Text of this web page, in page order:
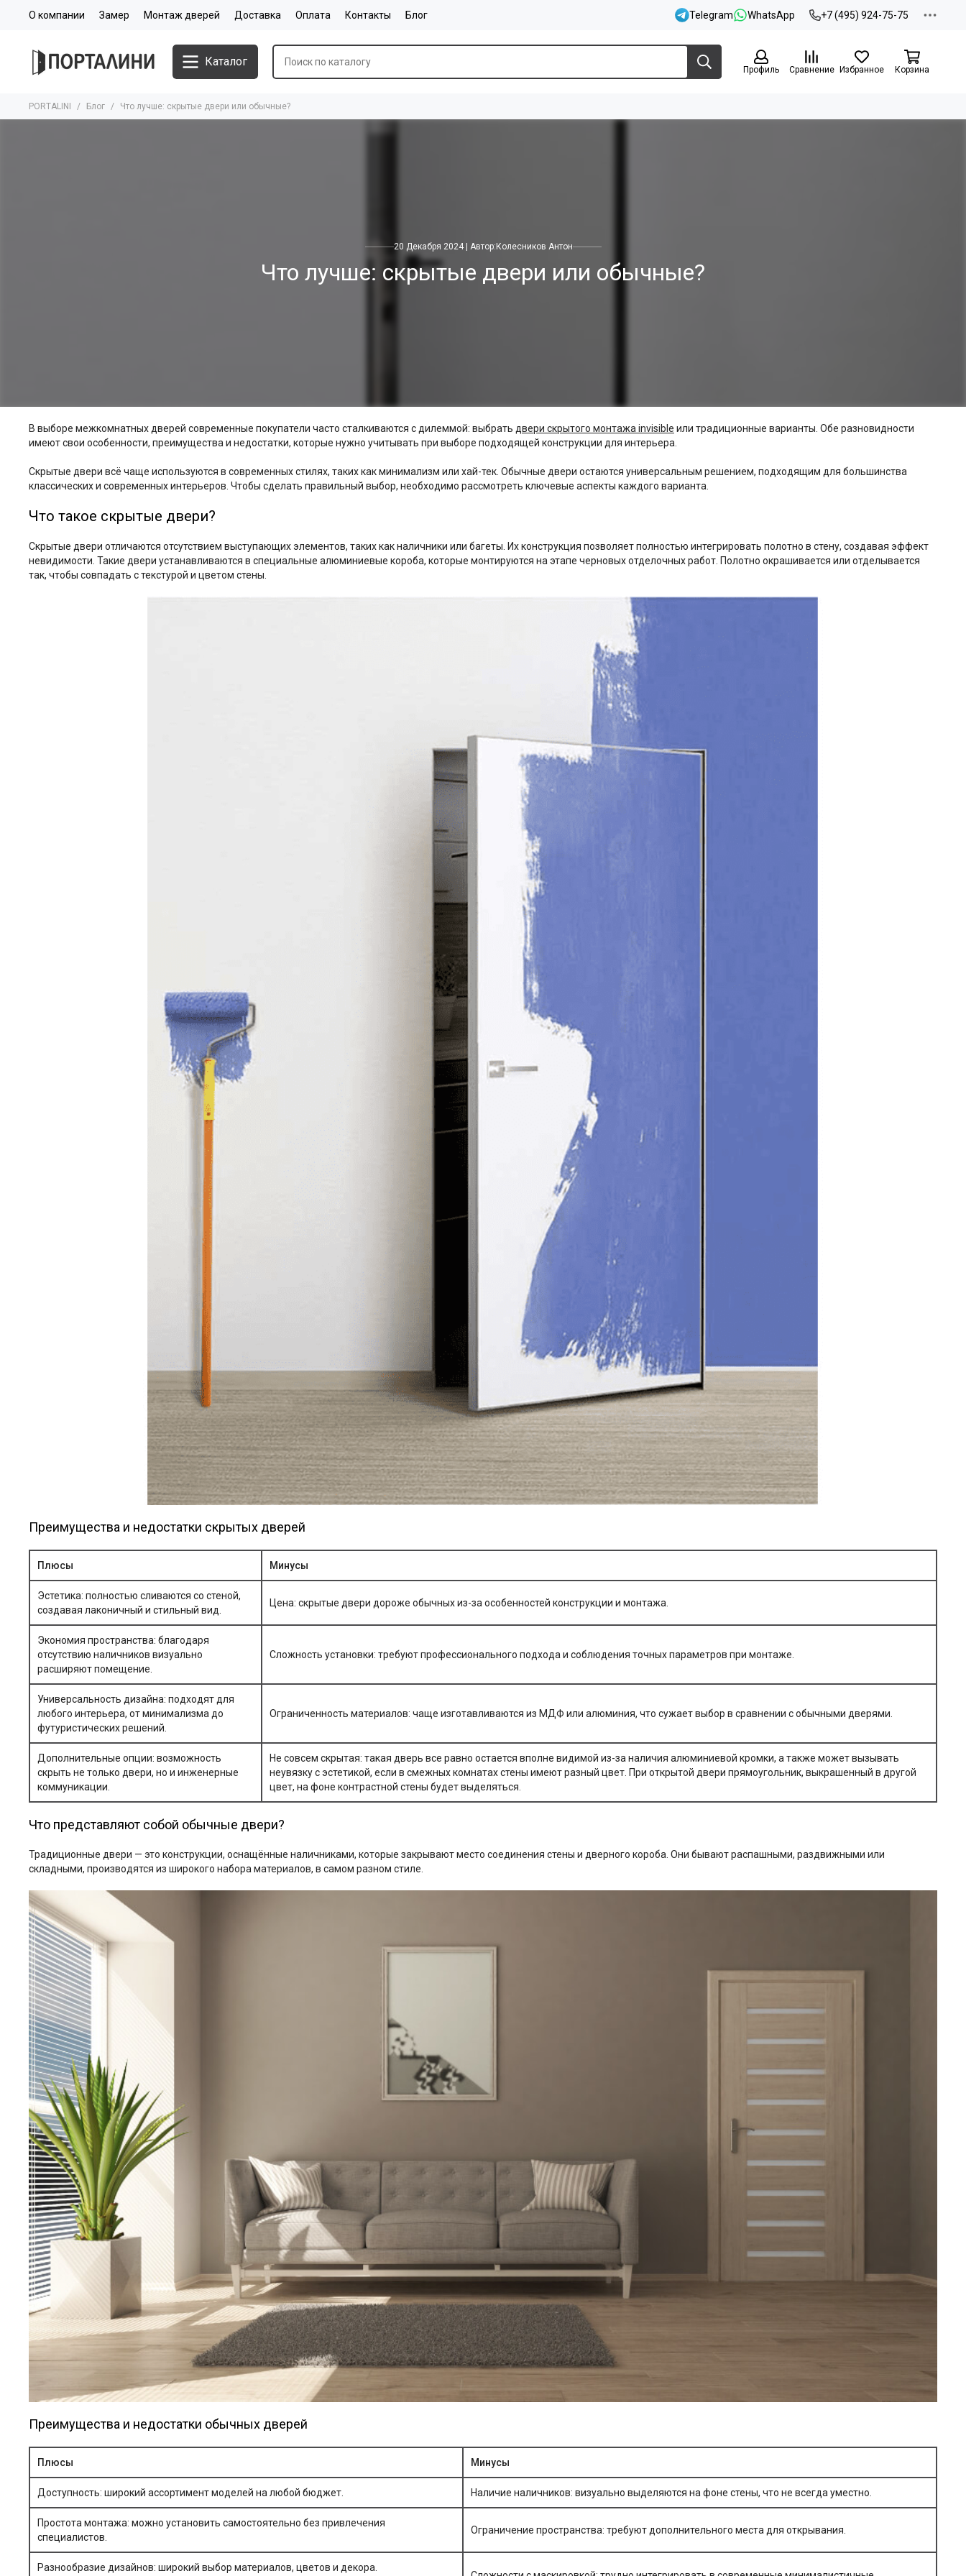
О компании Замер Монтаж дверей Доставка Оплата Контакты Блог Telegram WhatsApp +7 (495) 924-75-75
Каталог
Профиль Сравнение Избранное Корзина
PORTALINI Блог Что лучше: скрытые двери или обычные?
20 Декабря 2024 | Автор: Колесников Антон
Что лучше: скрытые двери или обычные?
В выборе межкомнатных дверей современные покупатели часто сталкиваются с дилеммой: выбрать двери скрытого монтажа invisible или традиционные варианты. Обе разновидности
имеют свои особенности, преимущества и недостатки, которые нужно учитывать при выборе подходящей конструкции для интерьера.
Скрытые двери всё чаще используются в современных стилях, таких как минимализм или хай-тек. Обычные двери остаются универсальным решением, подходящим для большинства
классических и современных интерьеров. Чтобы сделать правильный выбор, необходимо рассмотреть ключевые аспекты каждого варианта.
Что такое скрытые двери?
Скрытые двери отличаются отсутствием выступающих элементов, таких как наличники или багеты. Их конструкция позволяет полностью интегрировать полотно в стену, создавая эффект
невидимости. Такие двери устанавливаются в специальные алюминиевые короба, которые монтируются на этапе черновых отделочных работ. Полотно окрашивается или отделывается
так, чтобы совпадать с текстурой и цветом стены.
Преимущества и недостатки скрытых дверей
Плюсы Минусы
Эстетика: полностью сливаются со стеной,
создавая лаконичный и стильный вид.
Цена: скрытые двери дороже обычных из-за особенностей конструкции и монтажа.
Экономия пространства: благодаря
отсутствию наличников визуально
расширяют помещение.
Сложность установки: требуют профессионального подхода и соблюдения точных параметров при монтаже.
Универсальность дизайна: подходят для
любого интерьера, от минимализма до
футуристических решений.
Ограниченность материалов: чаще изготавливаются из МДФ или алюминия, что сужает выбор в сравнении с обычными дверями.
Дополнительные опции: возможность
скрыть не только двери, но и инженерные
коммуникации.
Не совсем скрытая: такая дверь все равно остается вполне видимой из-за наличия алюминиевой кромки, а также может вызывать
неувязку с эстетикой, если в смежных комнатах стены имеют разный цвет. При открытой двери прямоугольник, выкрашенный в другой
цвет, на фоне контрастной стены будет выделяться.
Что представляют собой обычные двери?
Традиционные двери — это конструкции, оснащённые наличниками, которые закрывают место соединения стены и дверного короба. Они бывают распашными, раздвижными или
складными, производятся из широкого набора материалов, в самом разном стиле.
Преимущества и недостатки обычных дверей
Плюсы Минусы
Доступность: широкий ассортимент моделей на любой бюджет. Наличие наличников: визуально выделяются на фоне стены, что не всегда уместно.
Простота монтажа: можно установить самостоятельно без привлечения
специалистов.
Ограничение пространства: требуют дополнительного места для открывания.
Разнообразие дизайнов: широкий выбор материалов, цветов и декора.